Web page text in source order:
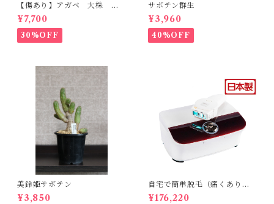
【傷あり】アガベ 大株 ボ
ビコルヌータ カウズホーン
¥7,700
30%OFF
サボテン群生
¥3,960
40%OFF
美鈴姫サボテン
¥3,850
自宅で簡単脱毛（痛くありま
せん。byエトウ）
¥176,220